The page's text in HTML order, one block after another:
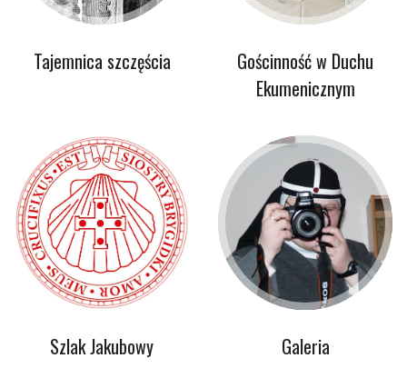
Tajemnica szczęścia
Gościnność w Duchu
Ekumenicznym
Szlak Jakubowy Galeria